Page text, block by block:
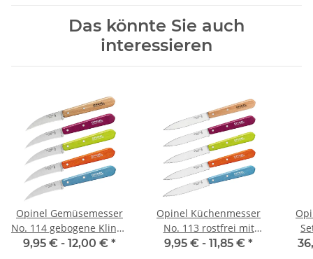
Das könnte Sie auch
interessieren
Opinel Gemüsemesser
No. 114 gebogene Klinge
rostfrei mit
9,95 € - 12,00 € *
Opinel Küchenmesser
No. 113 rostfrei mit
Buchenholzgriff
9,95 € - 11,85 € *